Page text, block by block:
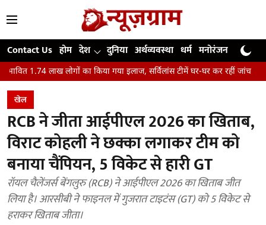
Contact Us होम देश दुनिया अर्थव्यवस्था धर्म मनोरंजन खेल
का किया गया इलाज, सर्विलांस टीमें घर-घर कर रहीं जांच कैसे भारत का प्रमुख
खेल
RCB ने जीता आईपीएल 2026 का खिताब,
विराट कोहली ने छक्का लगाकर टीम को
बनाया चैंपियन, 5 विकेट से हारी GT
रॉयल चैलेंजर्स बेंगलुरु (RCB) ने आईपीएल 2026 का खिताब जीत
लिया है। आरसीबी ने फाइनल में गुजरात टाइटंस (GT) को 5 विकेट से
हराकर खिताब जीता।